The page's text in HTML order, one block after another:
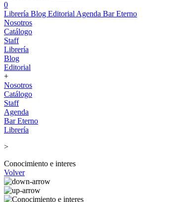
0
Librería Blog Editorial Agenda Bar Eterno
Nosotros
Catálogo
Staff
Librería
Blog
Editorial
+
Nosotros
Catálogo
Staff
Agenda
Bar Eterno
Librería
>
Conocimiento e interes
Volver